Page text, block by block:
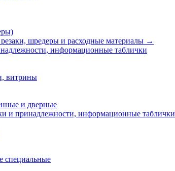
шредеры и расходные материалы →
информационные таблички
витрины
и дверные
и принадлежности, информационные таблички
специальные